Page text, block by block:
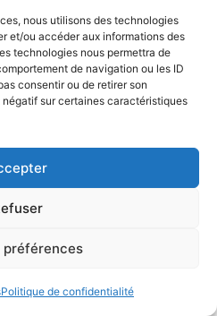
nous utilisons des technologies
et/ou accéder aux informations des
technologies nous permettra de
de navigation ou les ID
consentir ou de retirer son
sur certaines caractéristiques
préférences
Politique de confidentialité
Lisnard
06400 Cannes
LISNARD. ALL RIGHTS RESERVED.
INFORMATIQUE